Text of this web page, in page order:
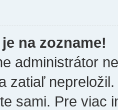
na zozname!
administrátor
zatiaľ
sami. Pre viac